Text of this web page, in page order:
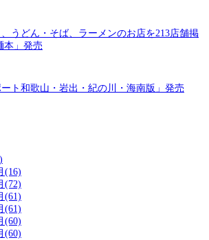
うどん・そば、ラーメンのお店を213店舗掲
本」発売
ート和歌山・岩出・紀の川・海南版」発売
(16)
(72)
(61)
(61)
(60)
(60)